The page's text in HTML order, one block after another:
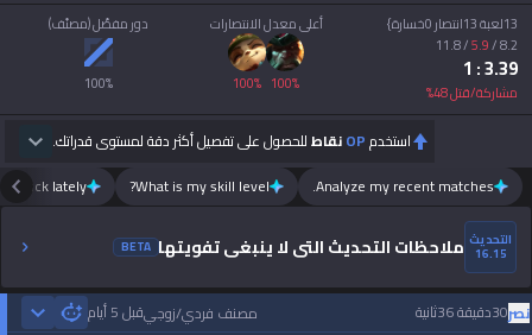
13لعبة 13انتصار 0خسارة}
8.2
/
5.9
/
11.8
3.39
: 1
مشاركة/قتل48
%
أعلى معدل الانتصارات
100%
100%
دور مفضّل (مصنّف)
100%
استخدمOPنقاطللحصول على تفصيل أكثر دقة لمستوى قدراتك.
Analyze my recent matches.
What is my skill level?
luck lately?
التحديث
16.15 ملاحظات التحديث التي لا ينبغي تفويتها BETA
مصنف فردي/زوجيقبل 5 أيام نصر30دقيقة 36ثانية